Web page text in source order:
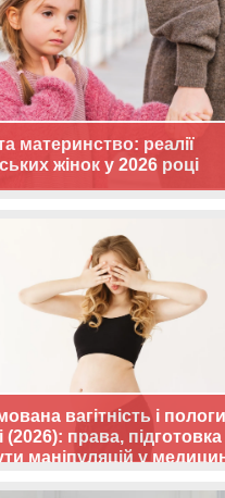
материнство: реалії
жінок у 2026 році
вагітність і
(2026): права, підготовка
маніпуляцій у